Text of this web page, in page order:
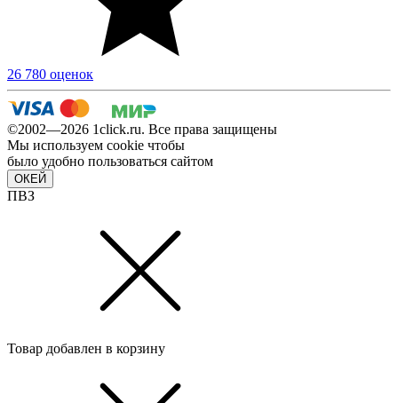
26 780 оценок
©2002—2026 1сlick.ru. Все права защищены
Мы используем cookie чтобы
было удобно пользоваться сайтом
ОКЕЙ
ПВЗ
Товар добавлен в корзину